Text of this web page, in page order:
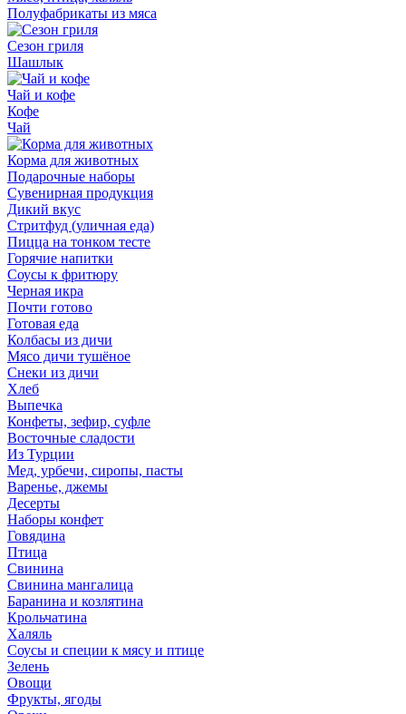
Полуфабрикаты из мяса
Сезон гриля
Шашлык
Чай и кофе
Кофе
Чай
Корма для животных
Подарочные наборы
Сувенирная продукция
Дикий вкус
Стритфуд (уличная еда)
Пицца на тонком тесте
Горячие напитки
Соусы к фритюру
Черная икра
Почти готово
Готовая еда
Колбасы из дичи
Мясо дичи тушёное
Снеки из дичи
Хлеб
Выпечка
Конфеты, зефир, суфле
Восточные сладости
Из Турции
Мед, урбечи, сиропы, пасты
Варенье, джемы
Десерты
Наборы конфет
Говядина
Птица
Свинина
Свинина мангалица
Баранина и козлятина
Крольчатина
Халяль
Соусы и специи к мясу и птице
Зелень
Овощи
Фрукты, ягоды